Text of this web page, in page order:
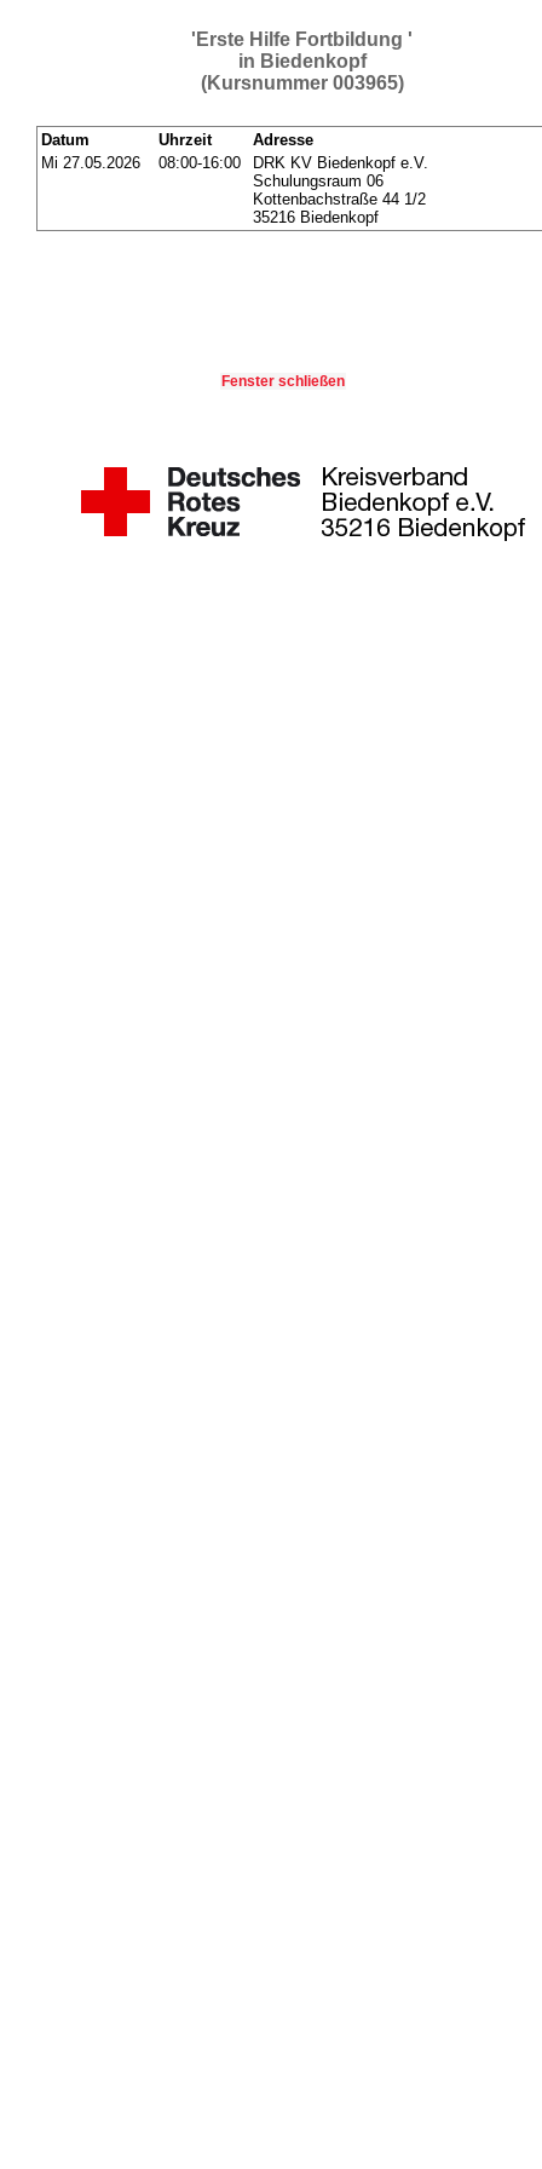
'Erste Hilfe Fortbildung '
in Biedenkopf
(Kursnummer 003965)
Datum Uhrzeit
Adresse
Mi 27.05.2026
08:00-16:00
DRK KV Biedenkopf e.V.
Schulungsraum 06
Kottenbachstraße 44 1/2
35216 Biedenkopf
Fenster schließen